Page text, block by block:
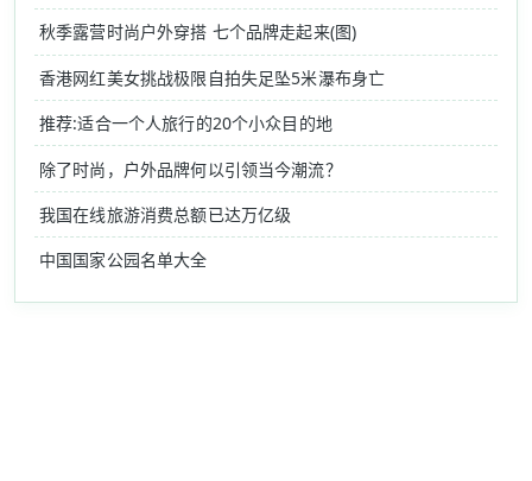
秋季露营时尚户外穿搭 七个品牌走起来(图)
香港网红美女挑战极限自拍失足坠5米瀑布身亡
推荐:适合一个人旅行的20个小众目的地
除了时尚，户外品牌何以引领当今潮流？
我国在线旅游消费总额已达万亿级
中国国家公园名单大全